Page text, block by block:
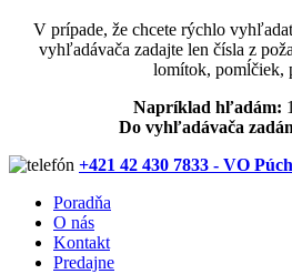
V prípade, že chcete rýchlo
vyhľadávača zadajte len čísla z
lomítok, pomĺčiek,
Napríklad hľadám:
Do vyhľadávača
+421 42 430 7833 - VO
Poradňa
O nás
Kontakt
Predajne